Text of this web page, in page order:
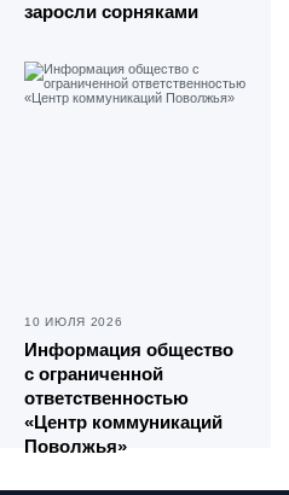
заросли сорняками
10 ИЮЛЯ 2026
Информация общество
с ограниченной
ответственностью
«Центр коммуникаций
Поволжья»